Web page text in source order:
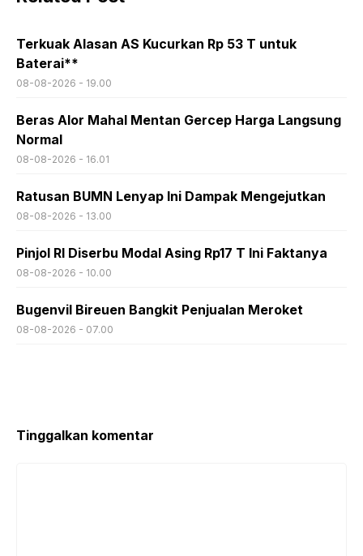
Terkuak Alasan AS Kucurkan Rp 53 T untuk
Baterai**
08-08-2026 - 19.00
Beras Alor Mahal Mentan Gercep Harga Langsung
Normal
08-08-2026 - 16.01
Ratusan BUMN Lenyap Ini Dampak Mengejutkan
08-08-2026 - 13.00
Pinjol RI Diserbu Modal Asing Rp17 T Ini Faktanya
08-08-2026 - 10.00
Bugenvil Bireuen Bangkit Penjualan Meroket
08-08-2026 - 07.00
Tinggalkan komentar